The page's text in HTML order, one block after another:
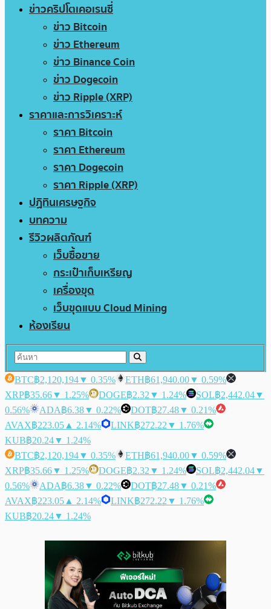
ข่าวคริปโตเคอเรนซี่
ข่าว Bitcoin
ข่าว Ethereum
ข่าว Binance Coin
ข่าว Dogecoin
ข่าว Ripple (XRP)
ราคาและการวิเคราะห์
ราคา Bitcoin
ราคา Ethereum
ราคา Dogecoin
ราคา Ripple (XRP)
ปฏิทินเศรษฐกิจ
บทความ
รีวิวผลิตภัณฑ์
เว็บซื้อขาย
กระเป๋าเก็บเหรียญ
เครื่องขุด
เว็บขุดแบบ Cloud Mining
ห้องเรียน
BTC฿2,120,194▼ 0.35% ETH฿61,940.00▼ 0.59%
XRP฿35.66▼ 1.25% DOGE฿2.32 ▼ 1.24% SOL฿2,442.04▼
0.56%
ADA฿6.38▼ 0.22% DOT฿27.48▼ 0.21%
AVAX฿223.05 ▲ 2.14% LINK฿272.22 ▼ 1.76%
KUB฿20.24▼ 1.24%
BTC฿2,120,194▼ 0.35% ETH฿61,940.00▼ 0.59%
XRP฿35.66▼ 1.25% DOGE฿2.32 ▼ 1.24% SOL฿2,442.04▼
0.56%
ADA฿6.38▼ 0.22% DOT฿27.48▼ 0.21%
AVAX฿223.05 ▲ 2.14% LINK฿272.22 ▼ 1.76%
KUB฿20.24▼ 1.24%